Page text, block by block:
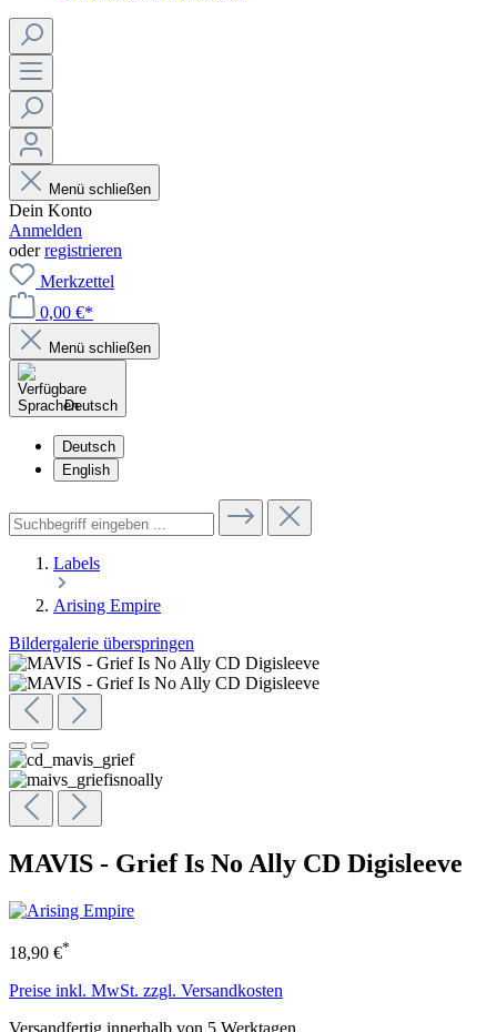
Menü schließen
Dein Konto
Anmelden
oderregistrieren
Merkzettel
0,00 €*
Menü schließen
Deutsch
Deutsch
English
Labels
Arising Empire
Bildergalerie überspringen
MAVIS - Grief Is No Ally CD Digisleeve
18,90 €*
Preise inkl. MwSt. zzgl. Versandkosten